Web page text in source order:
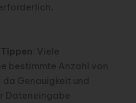
: Viele
bestimmte Anzahl von
Genauigkeit und
Dateneingabe